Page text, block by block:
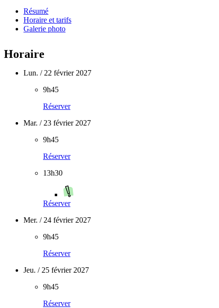
Résumé
Horaire et tarifs
Galerie photo
Horaire
Lun. / 22 février 2027
9h45
Réserver
Mar. / 23 février 2027
9h45
Réserver
13h30
Réserver
Mer. / 24 février 2027
9h45
Réserver
Jeu. / 25 février 2027
9h45
Réserver